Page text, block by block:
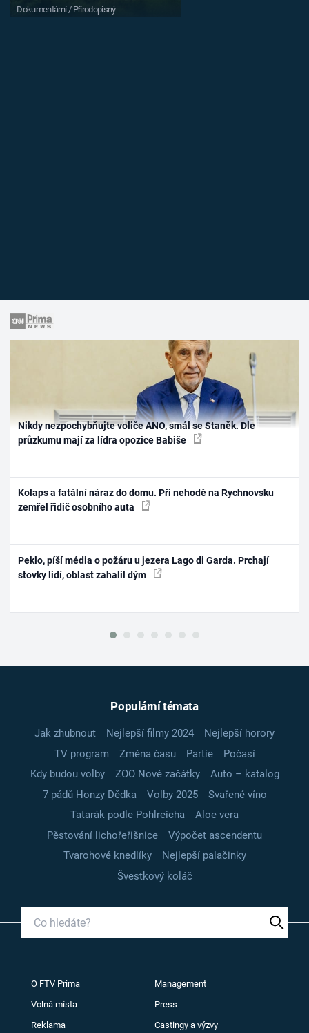
Dokumentární / Přírodopisný
Nikdy nezpochybňujte voliče ANO, smál se Staněk. Dle
průzkumu mají za lídra opozice Babiše
Kolaps a fatální náraz do domu. Při nehodě na Rychnovsku
zemřel řidič osobního auta
Peklo, píší média o požáru u jezera Lago di Garda. Prchají
stovky lidí, oblast zahalil dým
Populární témata
Jak zhubnout Nejlepší filmy 2024
Nejlepší horory
TV program
Změna času Partie
Počasí
Kdy budou volby
ZOO Nové začátky
Auto – katalog
7 pádů Honzy Dědka
Volby 2025
Svařené víno
Tatarák podle Pohlreicha
Aloe vera
Pěstování lichořeřišnice
Výpočet ascendentu
Tvarohové knedlíky
Nejlepší palačinky
Švestkový koláč
O FTV Prima Management
Volná místa Press
Reklama Castingy a výzvy